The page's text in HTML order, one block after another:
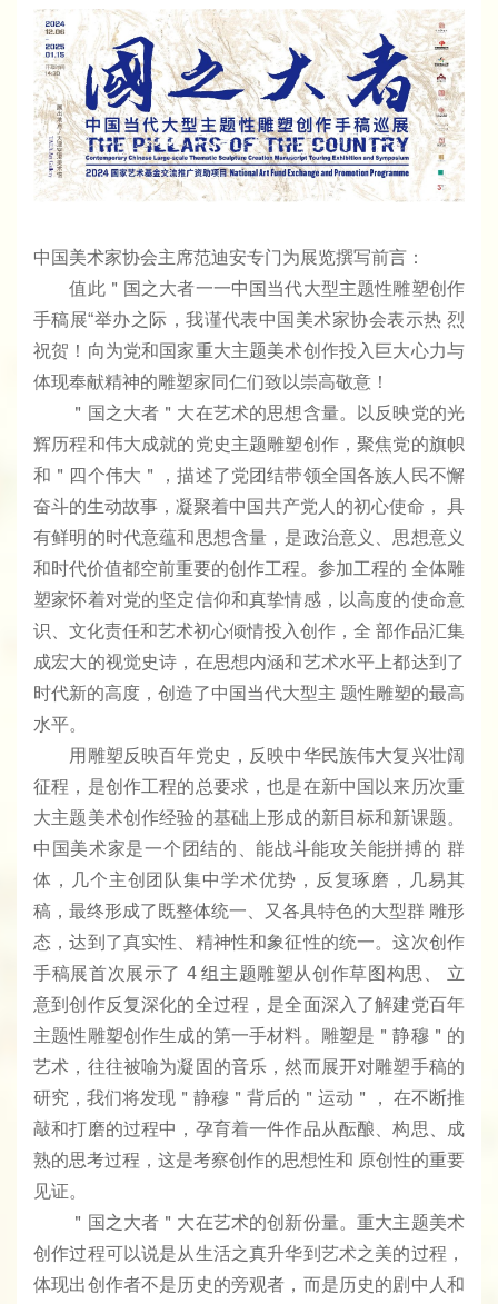
中国美术家协会主席范迪安专门为展览撰写前言：
值此＂国之大者一一中国当代大型主题性雕塑创作
手稿展“举办之际，我谨代表中国美术家协会表示热 烈
祝贺！向为党和国家重大主题美术创作投入巨大心力与
体现奉献精神的雕塑家同仁们致以崇高敬意！
＂国之大者＂大在艺术的思想含量。以反映党的光
辉历程和伟大成就的党史主题雕塑创作，聚焦党的旗帜
和＂四个伟大＂，描述了党团结带领全国各族人民不懈
奋斗的生动故事，凝聚着中国共产党人的初心使命， 具
有鲜明的时代意蕴和思想含量，是政治意义、思想意义
和时代价值都空前重要的创作工程。参加工程的 全体雕
塑家怀着对党的坚定信仰和真挚情感，以高度的使命意
识、文化责任和艺术初心倾情投入创作，全 部作品汇集
成宏大的视觉史诗，在思想内涵和艺术水平上都达到了
时代新的高度，创造了中国当代大型主 题性雕塑的最高
水平。
用雕塑反映百年党史，反映中华民族伟大复兴壮阔
征程，是创作工程的总要求，也是在新中国以来历次重
大主题美术创作经验的基础上形成的新目标和新课题。
中国美术家是一个团结的、能战斗能攻关能拼搏的 群
体，几个主创团队集中学术优势，反复琢磨，几易其
稿，最终形成了既整体统一、又各具特色的大型群 雕形
态，达到了真实性、精神性和象征性的统一。这次创作
手稿展首次展示了 4 组主题雕塑从创作草图构思、 立
意到创作反复深化的全过程，是全面深入了解建党百年
主题性雕塑创作生成的第一手材料。雕塑是＂静穆＂的
艺术，往往被喻为凝固的音乐，然而展开对雕塑手稿的
研究，我们将发现＂静穆＂背后的＂运动＂， 在不断推
敲和打磨的过程中，孕育着一件作品从酝酿、构思、成
熟的思考过程，这是考察创作的思想性和 原创性的重要
见证。
＂国之大者＂大在艺术的创新份量。重大主题美术
创作过程可以说是从生活之真升华到艺术之美的过程，
体现出创作者不是历史的旁观者，而是历史的剧中人和